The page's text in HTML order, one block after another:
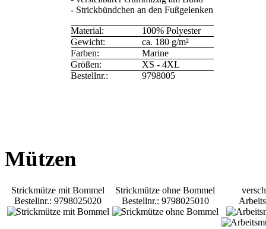
- Strickbündchen an den Fußgelenken
Material:
100% Polyester
Gewicht:
ca. 180 g/m²
Farben:
Marine
Größen:
XS - 4XL
Bestellnr.:
9798005
Mützen
Strickmütze mit Bommel
Bestellnr.: 9798025020
Strickmütze ohne Bommel
Bestellnr.: 9798025010